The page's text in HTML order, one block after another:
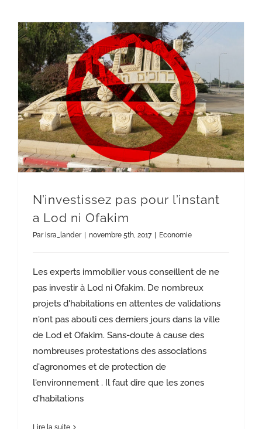
N’investissez pas pour l’instant
a Lod ni Ofakim
Parisra_lander | novembre 5th, 2017 | Economie
Les experts immobilier vous conseillent de ne
pas investir à Lod ni Ofakim. De nombreux
projets d'habitations en attentes de validations
n'ont pas abouti ces derniers jours dans la ville
de Lod et Ofakim. Sans-doute à cause des
nombreuses protestations des associations
d'agronomes et de protection de
l'environnement . Il faut dire que les zones
d'habitations
Lire la suite